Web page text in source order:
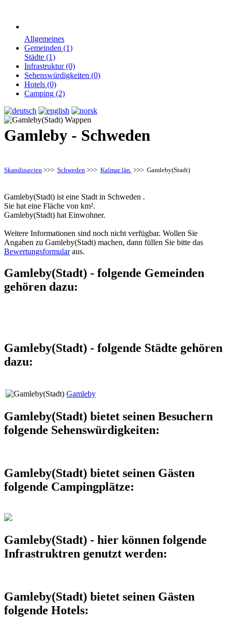
Allgemeines
Gemeinden (1)
Städte (1)
Infrastruktur (0)
Sehenswürdigkeiten (0)
Hotels (0)
Camping (2)
Gamleby - Schweden
Skandinavien >>> Schweden >>> Kalmar län >>> Gamleby(Stadt)
Gamleby(Stadt) ist eine Stadt in Schweden .
Sie hat eine Fläche von km².
Gamleby(Stadt) hat Einwohner.
Weitere Informationen sind noch nicht verfügbar. Wollen Sie
Angaben zu Gamleby(Stadt) machen, dann füllen Sie bitte das
Bewertungsformularaus.
Gamleby(Stadt) - folgende Gemeinden
gehören dazu:
Gamleby(Stadt) - folgende Städte gehören
dazu:
Gamleby
Gamleby(Stadt) bietet seinen Besuchern
folgende Sehenswürdigkeiten:
Gamleby(Stadt) bietet seinen Gästen
folgende Campingplätze:
Gamleby(Stadt) - hier können folgende
Infrastruktren genutzt werden:
Gamleby(Stadt) bietet seinen Gästen
folgende Hotels: